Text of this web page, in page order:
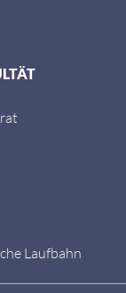
Laufbahn